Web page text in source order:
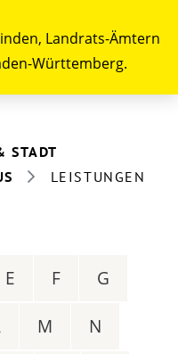
Landrats-Ämtern
Württemberg.
STADT
LEISTUNGEN
E F G
M N